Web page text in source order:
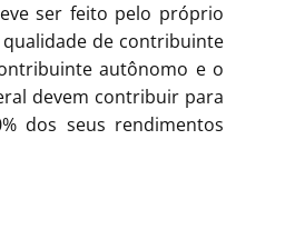
ser feito pelo próprio
de contribuinte
autônomo e o
devem contribuir para
dos seus rendimentos